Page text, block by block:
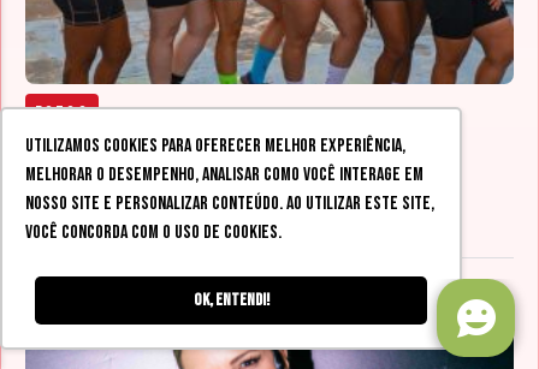
Utilizamos cookies para oferecer melhor experiência,
melhorar o desempenho, analisar como você interage em
nosso site e personalizar conteúdo. Ao utilizar este site,
você concorda com o uso de cookies.
Ok, entendi!
Fotos
[FOTOS] 10ª Corrida Tecnobit Informática
27 abr 2026